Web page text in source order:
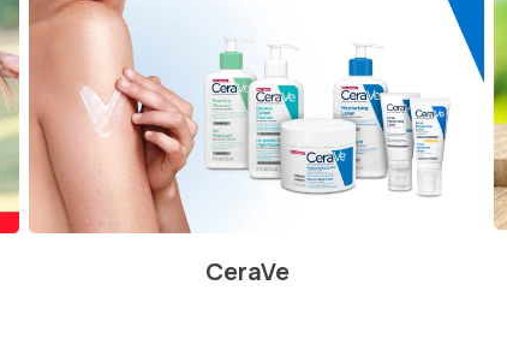
CeraVe